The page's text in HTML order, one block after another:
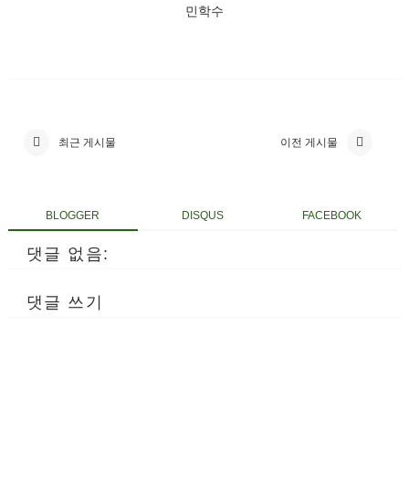
민학수
최근 게시물 이전 게시물
BLOGGER DISQUS FACEBOOK
댓글 없음:
댓글 쓰기